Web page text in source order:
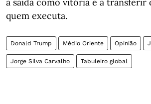
quem executa.
Donald Trump Médio Oriente Opinião
Jorge Silva Carvalho Tabuleiro global